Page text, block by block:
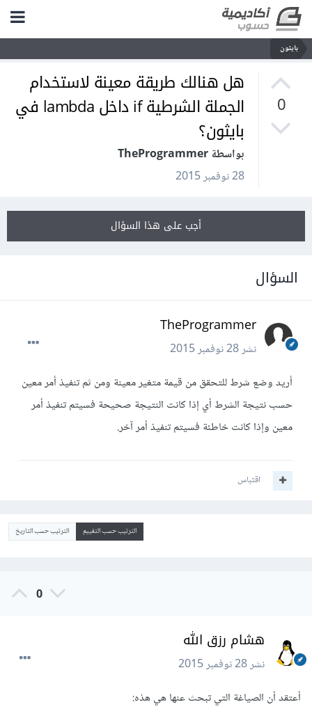
بايثون
0
هل هنالك طريقة معينة لاستخدام
الجملة الشرطية if داخل lambda في
بايثون؟
بواسطة TheProgrammer
28 نوفمبر 2015
أجب على هذا السؤال
السؤال
TheProgrammer
نشر28 نوفمبر 2015
أريد وضع شرط للتحقق من قيمة متغير معينة ومن ثم تنفيذ أمر معين
حسب نتيجة الشرط أي إذا كانت النتيجة صحيحة فسيتم تنفيذ أمر
معين وإذا كانت خاطئة فسيتم تنفيذ أمر آخر.
اقتباس
الترتيب حسب التقييم الترتيب حسب التاريخ
0
هشام رزق الله
نشر28 نوفمبر 2015
أعتقد أن الصياغة التي تبحث عنها هي هذه: